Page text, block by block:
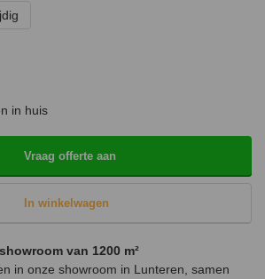
in huis
Vraag offerte aan
In winkelwagen
van 1200 m²
in onze showroom in Lunteren, samen